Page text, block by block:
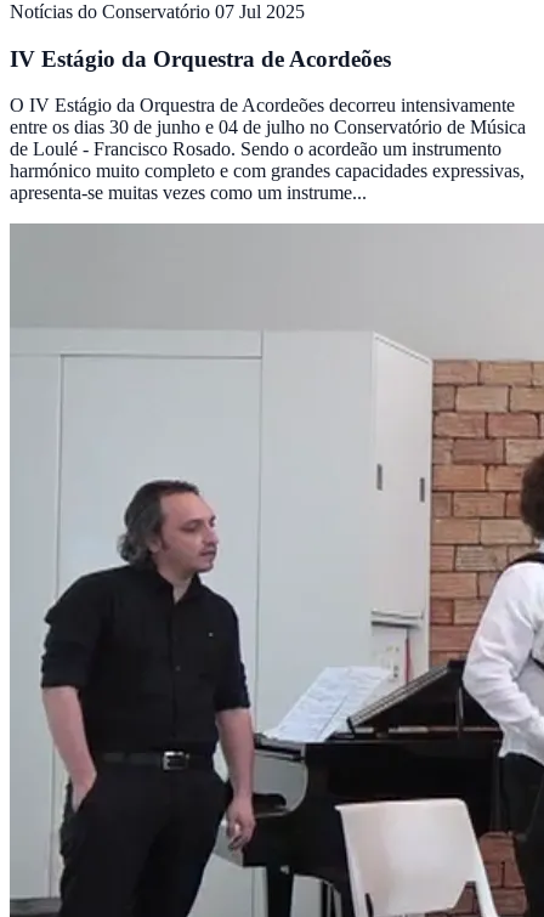
Notícias do Conservatório 07 Jul 2025
IV Estágio da Orquestra de Acordeões
O IV Estágio da Orquestra de Acordeões decorreu intensivamente
entre os dias 30 de junho e 04 de julho no Conservatório de Música
de Loulé - Francisco Rosado. Sendo o acordeão um instrumento
harmónico muito completo e com grandes capacidades expressivas,
apresenta-se muitas vezes como um instrume...